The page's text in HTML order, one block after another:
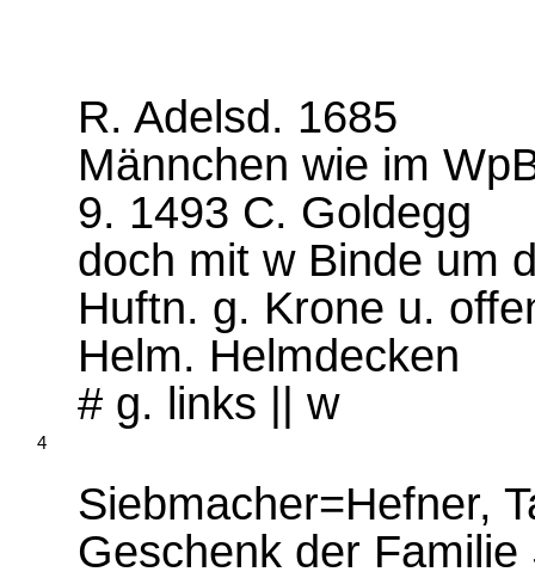
R. Adelsd. 1685
Männchen wie im
9. 1493 C. Goldegg
doch mit w Binde um
Huftn. g. Krone u.
Helm. Helmdecken
# g. links || w
4
Siebmacher=Hefner,
Geschenk der Familie